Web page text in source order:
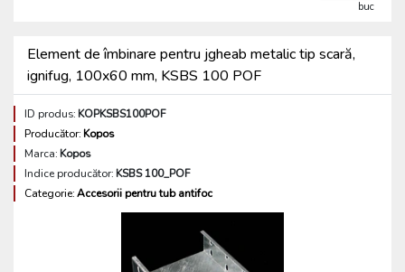
buc
Element de îmbinare pentru jgheab metalic tip scară,
ignifug, 100x60 mm, KSBS 100 POF
ID produs:KOPKSBS100POF
Producător:Kopos
Marca:Kopos
Indice producător:KSBS 100_POF
Categorie:Accesorii pentru tub antifoc